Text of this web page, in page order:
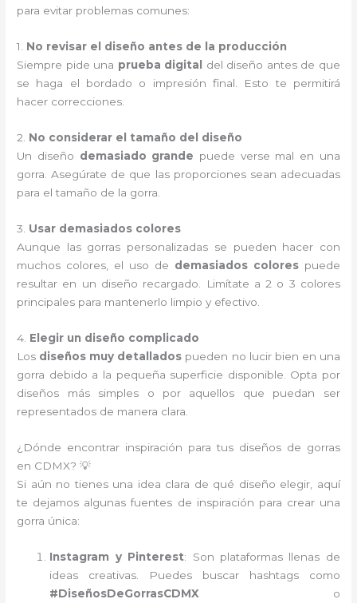
para evitar problemas comunes:
1. No revisar el diseño antes de la producción
Siempre pide una prueba digital
del diseño antes de que
se haga el bordado o impresión final. Esto te permitirá
hacer correcciones.
2. No considerar el tamaño del diseño
Un diseño demasiado grande puede verse mal en una
gorra. Asegúrate de que las proporciones sean adecuadas
para el tamaño de la gorra.
3. Usar demasiados colores
Aunque las gorras personalizadas se pueden hacer con
muchos colores, el uso de demasiados colorespuede
resultar en un diseño recargado. Limítate a 2 o 3 colores
principales para mantenerlo limpio y efectivo.
4. Elegir un diseño complicado
Los diseños muy detallados pueden no lucir bien en una
gorra debido a la pequeña superficie disponible. Opta por
diseños más simples o por aquellos que puedan ser
representados de manera clara.
¿Dónde encontrar inspiración para tus diseños de gorras
en CDMX? 💡
Si aún no tienes una idea clara de qué diseño elegir, aquí
te dejamos algunas fuentes de inspiración para crear una
gorra única:
Instagram y Pinterest: Son plataformas llenas de
ideas creativas. Puedes buscar hashtags como
#DiseñosDeGorrasCDMX o